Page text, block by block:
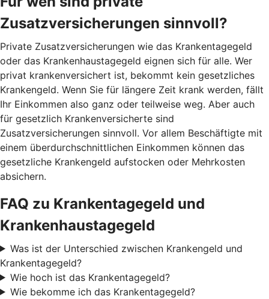
Zusatzversicherungen sinnvoll?
Private Zusatzversicherungen wie das Krankentagegeld
oder das Krankenhaustagegeld eignen sich für alle. Wer
privat krankenversichert ist, bekommt kein gesetzliches
Krankengeld. Wenn Sie für längere Zeit krank werden, fällt
Ihr Einkommen also ganz oder teilweise weg. Aber auch
für gesetzlich Krankenversicherte sind
Zusatzversicherungen sinnvoll. Vor allem Beschäftigte mit
einem überdurchschnittlichen Einkommen können das
gesetzliche Krankengeld aufstocken oder Mehrkosten
absichern.
FAQ zu Krankentagegeld und
Krankenhaustagegeld
Was ist der Unterschied zwischen Krankengeld und
Krankentagegeld?
Wie hoch ist das Krankentagegeld?
Wie bekomme ich das Krankentagegeld?